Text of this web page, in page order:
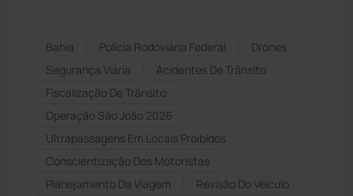
Bahia Polícia Rodoviária Federal
Drones
Segurança Viária
Acidentes De Trânsito
Fiscalização De Trânsito
Operação São João 2026
Ultrapassagens Em Locais Proibidos
Conscientização Dos Motoristas
Planejamento Da Viagem
Revisão Do Veículo